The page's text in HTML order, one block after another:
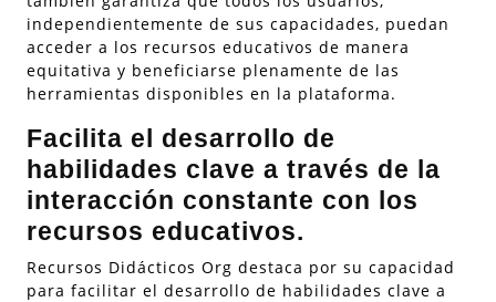
independientemente de sus capacidades, puedan
acceder a los recursos educativos de manera
equitativa y beneficiarse plenamente de las
herramientas disponibles en la plataforma.
Facilita el desarrollo de
habilidades clave a través de la
interacción constante con los
recursos educativos.
Recursos Didácticos Org destaca por su capacidad
para facilitar el desarrollo de habilidades clave a